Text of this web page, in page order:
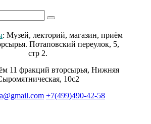
: Музей, лекторий, магазин, приём
Потаповский переулок, 5,
стр 2.
11 фракций вторсырья, Нижняя
10с2
+7(499)490-42-58